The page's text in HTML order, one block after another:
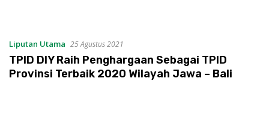
Liputan Utama 25 Agustus 2021
TPID DIY Raih Penghargaan Sebagai TPID
Provinsi Terbaik 2020 Wilayah Jawa – Bali